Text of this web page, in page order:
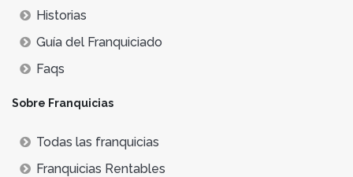
Historias
Guía del Franquiciado
Faqs
Sobre Franquicias
Todas las franquicias
Franquicias Rentables